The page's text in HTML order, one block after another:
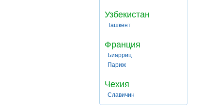
Узбекистан
Ташкент
Франция
Биарриц
Париж
Чехия
Славичин